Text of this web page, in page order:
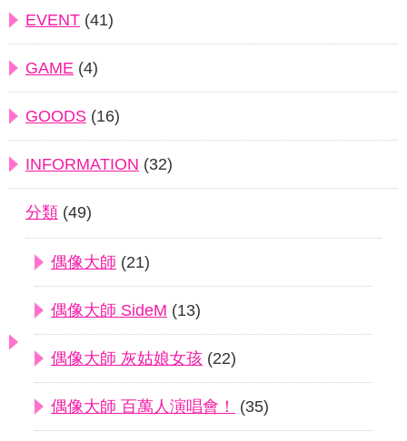
EVENT (41)
GAME (4)
GOODS (16)
INFORMATION (32)
分類 (49)
偶像大師 (21)
偶像大師 SideM (13)
偶像大師 灰姑娘女孩 (22)
偶像大師 百萬人演唱會！ (35)